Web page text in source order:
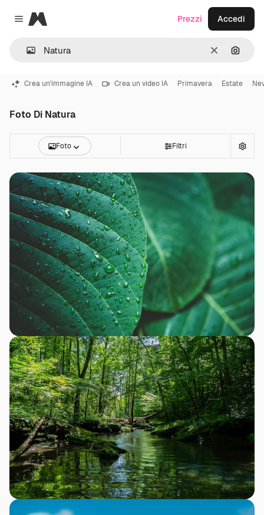
Close menu
Magnific
CancellaCerca
Prezzi Accedi
Crea un'immagine IA Crea un video IA Primavera Estate
Foto Di Natura
Foto Filtri